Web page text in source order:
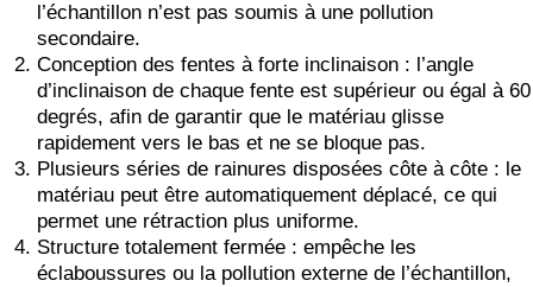
l’échantillon n’est pas soumis à une pollution
secondaire.
Conception des fentes à forte inclinaison : l’angle
d’inclinaison de chaque fente est supérieur ou égal à 60
degrés, afin de garantir que le matériau glisse
rapidement vers le bas et ne se bloque pas.
Plusieurs séries de rainures disposées côte à côte : le
matériau peut être automatiquement déplacé, ce qui
permet une rétraction plus uniforme.
Structure totalement fermée : empêche les
éclaboussures ou la pollution externe de l’échantillon,